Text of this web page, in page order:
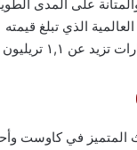
على المدى
تريليون دولار.